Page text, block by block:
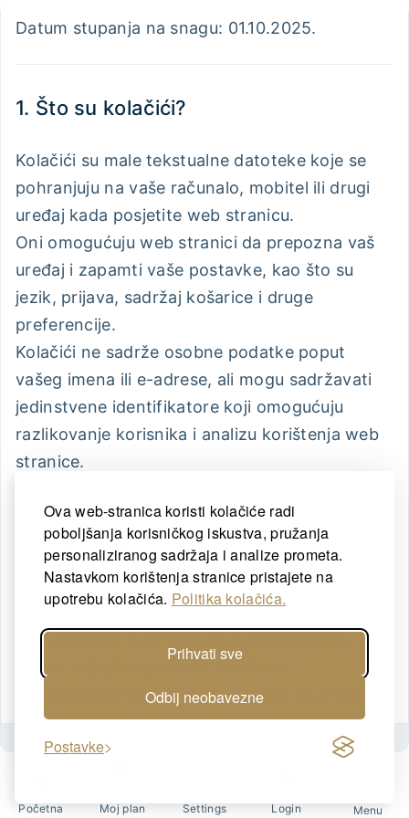
Ova web-stranica koristi kolačiće radi
poboljšanja korisničkog iskustva, pružanja
personaliziranog sadržaja i analize prometa.
Nastavkom korištenja stranice pristajete na
upotrebu kolačića. Politika kolačića.
Prihvati sve
Odbij neobavezne
Postavke
Datum stupanja na snagu: 01.10.2025.
1. Što su kolačići?
Kolačići su male tekstualne datoteke koje se
pohranjuju na vaše računalo, mobitel ili drugi
uređaj kada posjetite web stranicu.
Oni omogućuju web stranici da prepozna vaš
uređaj i zapamti vaše postavke, kao što su
jezik, prijava, sadržaj košarice i druge
preferencije.
Kolačići ne sadrže osobne podatke poput
vašeg imena ili e-adrese, ali mogu sadržavati
jedinstvene identifikatore koji omogućuju
razlikovanje korisnika i analizu korištenja web
stranice.
2. Zašto koristimo kolačiće?
Kolačiće koristimo kako bismo:
omogućili funkcioniranje web stranice,
analizirali način korištenja web stranice,
poboljšali korisničko iskustvo,
prikazali personalizirane oglase na temelju
Kontakt
Početna Moj plan Settings Login Menu